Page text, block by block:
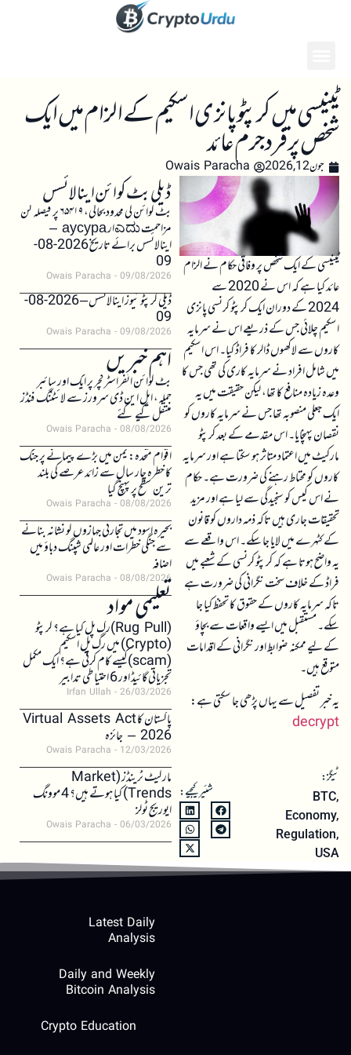
ٹینیسی میں کرپٹو پانزی اسکیم کے الزام میں ایک
شخص پر فرد جرم عائد
جون 12, 2026 Owais Paracha
ٹینیسی کے ایک شخص پر وفاقی حکام نے الزام
عائد کیا ہے کہ اس نے 2020 سے
2024 کے دوران ایک کرپٹو کرنسی پانزی
اسکیم چلائی جس کے ذریعے اس نے سرمایہ
کاروں سے لاکھوں ڈالر کا فراڈ کیا۔ اس اسکیم
میں شامل افراد نے سرمایہ کاری کی تھی جس کا
وعدہ زیادہ منافع کا تھا، لیکن حقیقت میں یہ
ایک جعلی منصوبہ تھا جس نے سرمایہ کاروں کو
نقصان پہنچایا۔ اس مقدمے کے بعد کرپٹو
مارکیٹ میں اعتماد متاثر ہو سکتا ہے اور سرمایہ
کاروں کو محتاط رہنے کی ضرورت ہے۔ حکام
نے اس کیس کو سنجیدگی سے لیا ہے اور مزید
تحقیقات جاری ہیں تاکہ ذمہ داروں کو قانون
کے کٹہرے میں لایا جا سکے۔ اس واقعے سے
یہ واضح ہوتا ہے کہ کرپٹو کرنسی کے شعبے میں
فراڈ کے خلاف سخت نگرانی کی ضرورت ہے
تاکہ سرمایہ کاروں کے حقوق کا تحفظ کیا جا
سکے۔ مستقبل میں ایسے واقعات سے بچاؤ
کے لیے ممکنہ ضوابط اور نگرانی کے اقدامات
متوقع ہیں۔
یہ خبر تفصیل سے یہاں پڑھی جا سکتی ہے:
decrypt
ٹیگز:
BTC,
Economy,
Regulation,
USA
شئیر کیجیے:
ڈیلی بٹ کوائن اینالائسس
بٹ کوائن کی محدود بحالی، ۶۵۴۱۹ پر فیصلہ کن
مزاحمت ಎದುار аусура –
اینالائسس برائے تاریخ 2026-08-
09
Owais Paracha 09/08/2026
ڈیلی کرپٹو نیوز اینالائسس – 2026-08-
09
Owais Paracha 09/08/2026
اہم خبریں
بٹ کوائن انفراسٹرکچر پر ایک اور سائبر
حملہ، ایل این ڈی سرورز سے لائٹننگ فنڈز
منتقل کیے گئے
Owais Paracha 08/08/2026
اقوام متحدہ: یمن میں بڑے پیمانے پر جنگ
کا خطرہ چار سال سے زائد عرصے کی بلند
ترین سطح پر پہنچ گیا
Owais Paracha 08/08/2026
بحیرہ اسود میں تجارتی جہازوں کو نشانہ بنانے
سے جنگی خطرات اور عالمی شپنگ دباؤ میں
اضافہ
Owais Paracha 08/08/2026
تعلیمی مواد(Rug Pull)رگ پل کیا ہے؟ کرپٹو
(Crypto) میں رگ پل اسکیم
(scam)کیسے کام کرتی ہے؟ ایک مکمل
تجزیاتی گائیڈ اور 6 احتیاطی تدابیر
Irfan Ullah 26/03/2026
پاکستان کا Virtual Assets Act
2026 – جائزہ
Owais Paracha 12/03/2026
مارکیٹ ٹرینڈز (Market
Trends) کیا ہوتے ہیں؟ 4 موونگ
ایوریج ٹولز
Owais Paracha 06/03/2026
Latest Daily
Analysis
Daily and Weekly
Bitcoin Analysis
Crypto Education